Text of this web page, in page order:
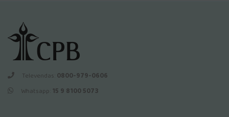
Televendas: 0800-979-0606
Whatsapp: 15 9 8100 5073